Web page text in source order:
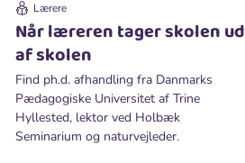
Lærere
Når læreren tager skolen ud
af skolen
Find ph.d. afhandling fra Danmarks
Pædagogiske Universitet af Trine
Hyllested, lektor ved Holbæk
Seminarium og naturvejleder.